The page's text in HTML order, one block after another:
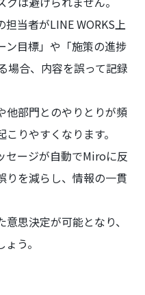
当者がLINE WORKS上
ン目標」や「施策の進捗
場合、内容を誤って記録
他部門とのやりとりが頻
りやすくなります。
セージが自動でMiroに反
りを減らし、情報の一貫
思決定が可能となり、
う。